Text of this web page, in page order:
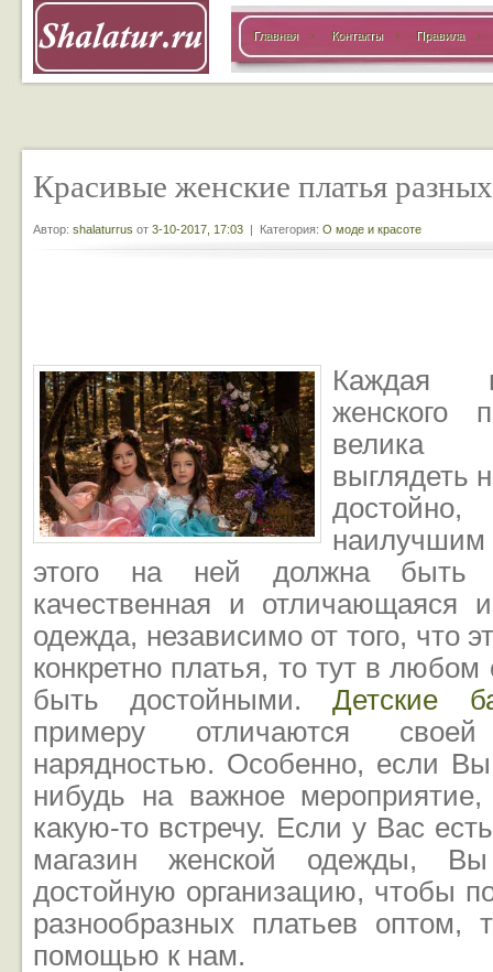
Главная Контакты Правила
Красивые женские платья
Автор: shalaturrus от 3-10-2017, 17:03 | Категория: О моде и красоте
Каждая
женского
велика
выглядеть
достойно,
этого на ней должна быть
качественная и отличающаяся
одежда, независимо от того, что
конкретно платья, то тут в
быть достойными.Детские
примеру отличаются
нарядностью. Особенно, если Вы
нибудь на важное
какую-то встречу. Если у Вас
магазин женской одежды,
достойную организацию, чтобы
разнообразных платьев оптом,
помощью к нам.